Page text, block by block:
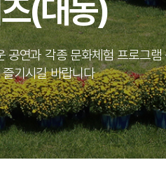
(대동)
공연과 각종 문화체험 프로그램
기시길 바랍니다